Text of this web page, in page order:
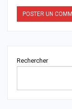
Rechercher